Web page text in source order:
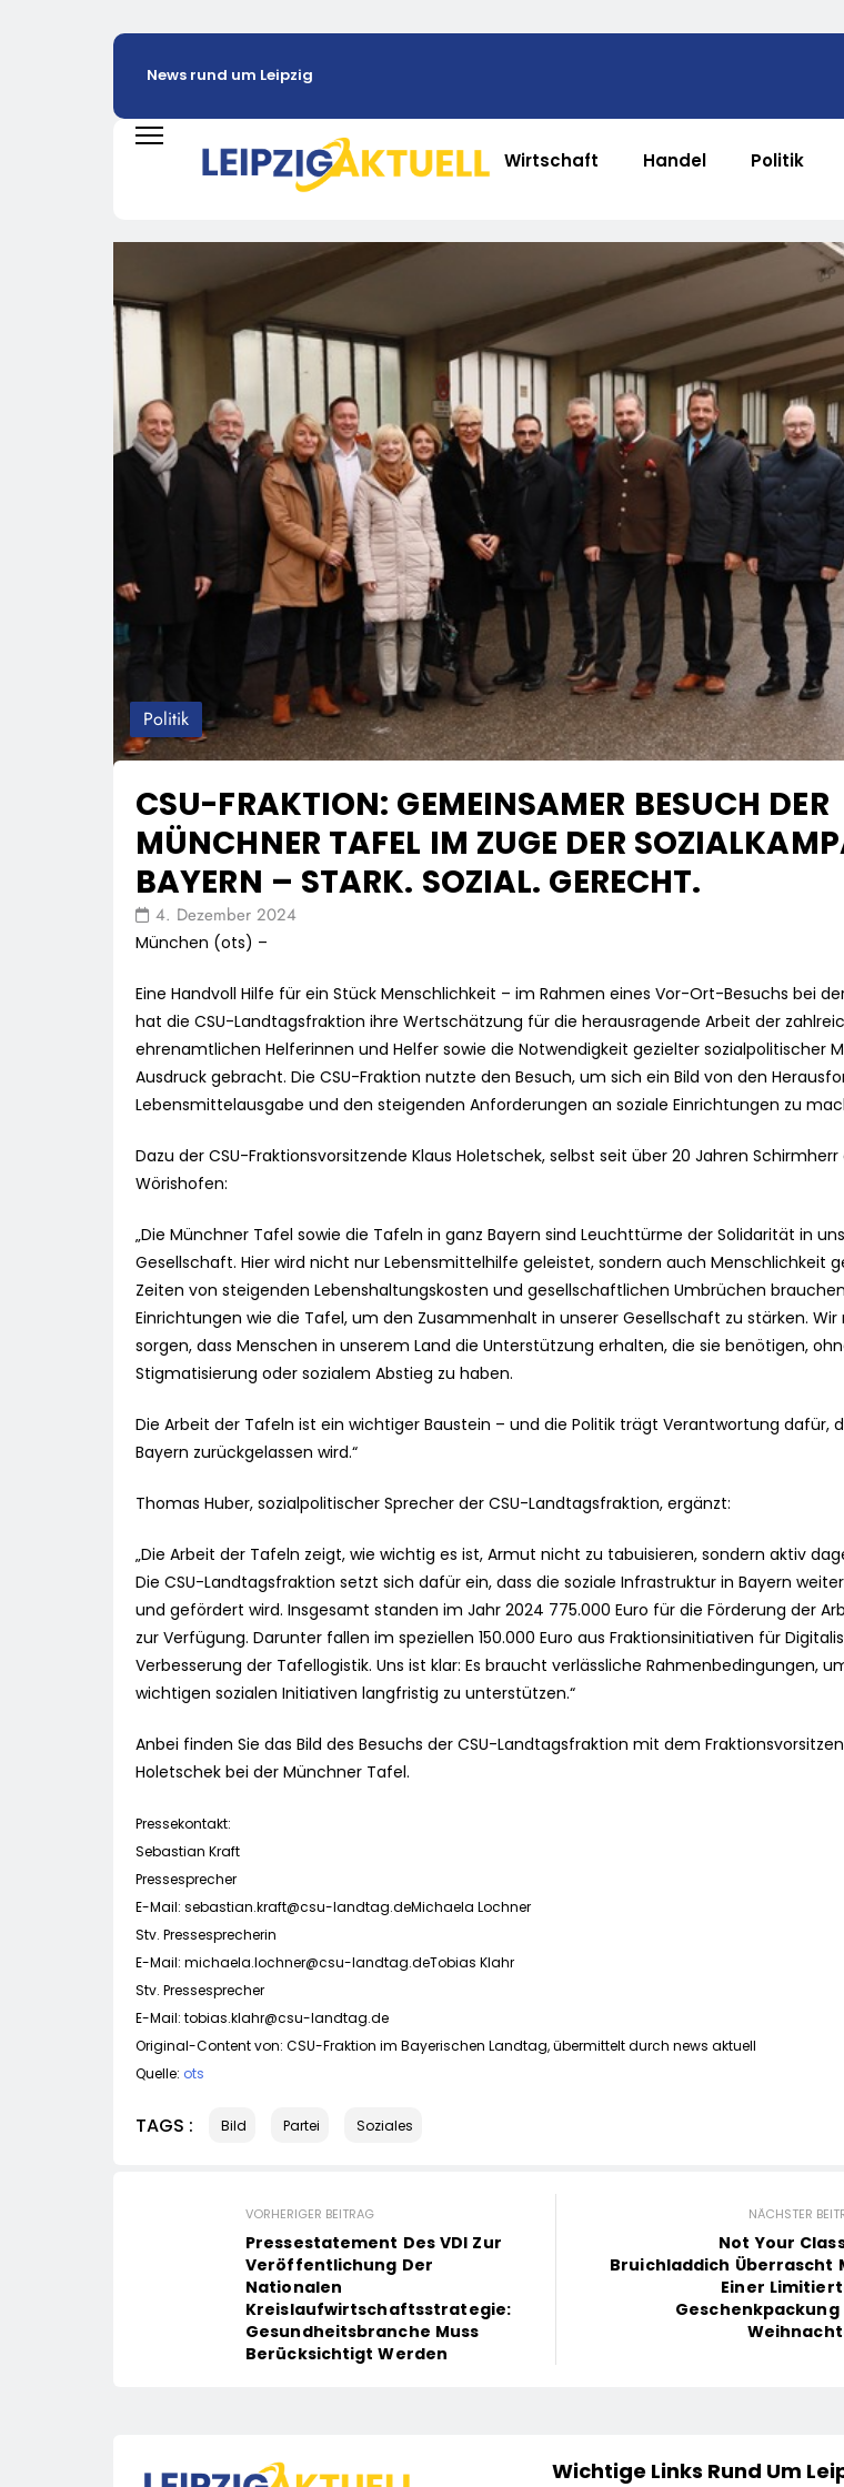
News rund um Leipzig
Wirtschaft Handel Politik
Politik
CSU-FRAKTION: GEMEINSAMER BESUCH DER
MÜNCHNER TAFEL IM ZUGE DER
BAYERN – STARK. SOZIAL. GERECHT.
4. Dezember 2024
München (ots) –
Eine Handvoll Hilfe für ein Stück Menschlichkeit – im Rahmen eines Vor-Ort-Besuchs bei
hat die CSU-Landtagsfraktion ihre Wertschätzung für die herausragende Arbeit der
ehrenamtlichen Helferinnen und Helfer sowie die Notwendigkeit gezielter sozialpolitischer
Ausdruck gebracht. Die CSU-Fraktion nutzte den Besuch, um sich ein Bild von den
Lebensmittelausgabe und den steigenden Anforderungen an soziale Einrichtungen zu
Dazu der CSU-Fraktionsvorsitzende Klaus Holetschek, selbst seit über 20 Jahren
Wörishofen:
„Die Münchner Tafel sowie die Tafeln in ganz Bayern sind Leuchttürme der Solidarität in
Gesellschaft. Hier wird nicht nur Lebensmittelhilfe geleistet, sondern auch Menschlichkeit
Zeiten von steigenden Lebenshaltungskosten und gesellschaftlichen Umbrüchen
Einrichtungen wie die Tafel, um den Zusammenhalt in unserer Gesellschaft zu stärken.
sorgen, dass Menschen in unserem Land die Unterstützung erhalten, die sie benötigen,
Stigmatisierung oder sozialem Abstieg zu haben.
Die Arbeit der Tafeln ist ein wichtiger Baustein – und die Politik trägt Verantwortung dafür,
Bayern zurückgelassen wird.“
Thomas Huber, sozialpolitischer Sprecher der CSU-Landtagsfraktion, ergänzt:
„Die Arbeit der Tafeln zeigt, wie wichtig es ist, Armut nicht zu tabuisieren, sondern aktiv
Die CSU-Landtagsfraktion setzt sich dafür ein, dass die soziale Infrastruktur in Bayern
und gefördert wird. Insgesamt standen im Jahr 2024 775.000 Euro für die Förderung der
zur Verfügung. Darunter fallen im speziellen 150.000 Euro aus Fraktionsinitiativen für
Verbesserung der Tafellogistik. Uns ist klar: Es braucht verlässliche Rahmenbedingungen,
wichtigen sozialen Initiativen langfristig zu unterstützen.“
Anbei finden Sie das Bild des Besuchs der CSU-Landtagsfraktion mit dem
Holetschek bei der Münchner Tafel.
Pressekontakt:
Sebastian Kraft
Pressesprecher
E-Mail: sebastian.kraft@csu-landtag.deMichaela Lochner
Stv. Pressesprecherin
E-Mail: michaela.lochner@csu-landtag.deTobias Klahr
Stv. Pressesprecher
E-Mail: tobias.klahr@csu-landtag.de
Original-Content von: CSU-Fraktion im Bayerischen Landtag, übermittelt durch news aktuell
Quelle: ots
TAGS : Bild Partei Soziales
VORHERIGER BEITRAG
Pressestatement Des VDI Zur
Veröffentlichung Der
Nationalen
Kreislaufwirtschaftsstrategie:
Gesundheitsbranche Muss
Berücksichtigt Werden
NÄCHSTER
Not Your
Bruichladdich Überrascht
Einer
Geschenkpackung
Wichtige Links Rund Um